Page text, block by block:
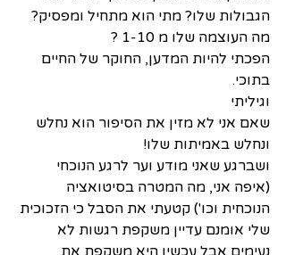
הגבולות שלו? מתי הוא מתחיל ומפסיק?
מה העוצמה שלו מ 1-10 ?
הפכתי להיות המדען, החוקר של החיים
בתוכי.
וגיליתי
שאם אני לא מזין את הסיפור הוא נחלש
ונחלש באמיתות שלו!
ושברגע שאני מודע וער לרגע הנוכחי
(איפה אני, מה המטרה בסיטואציה
הנוכחית וכו') קטעתי את הסבל כי הזכוכית
שלי אומנם עדיין משקפת רגשות לא
נעימים אבל עכשיו היא משקפת את